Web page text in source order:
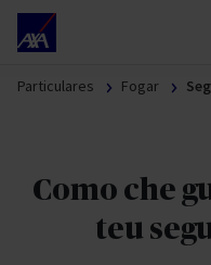
Nota:
este
web
accesibilidad.
Particulares Fogar
Como che
teu